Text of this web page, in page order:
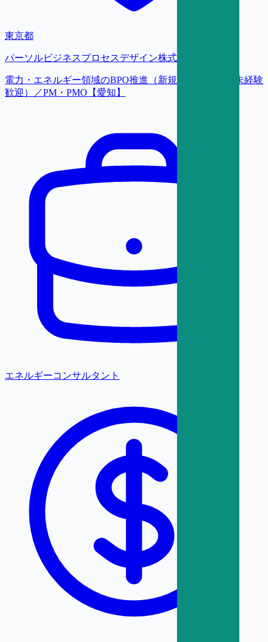
東京都
パーソルビジネスプロセスデザイン株式会社
電力・エネルギー領域のBPO推進（新規立上げ・業界未経験
歓迎）／PM・PMO【愛知】
エネルギーコンサルタント